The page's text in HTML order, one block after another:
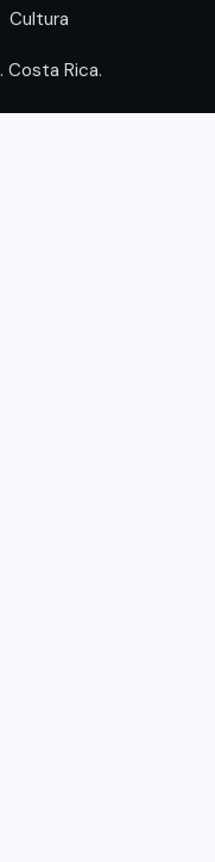
Cultura
. Costa Rica.